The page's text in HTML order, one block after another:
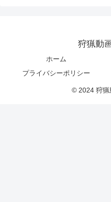
狩猟動
ホーム
プライバシーポリシー
© 2024 狩猟